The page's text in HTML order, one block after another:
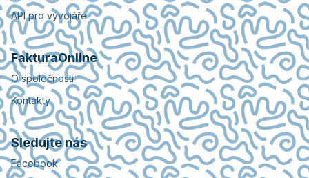
API pro vývojáře
FakturaOnline
O společnosti
Kontakty
Sledujte nás
Facebook